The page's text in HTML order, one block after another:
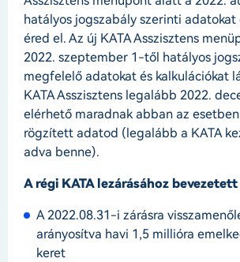
hatályos jogszabály szerinti adatokat
éred el. Az új KATA Asszisztens
2022. szeptember 1-től hatályos
megfelelő adatokat és kalkulációkat
KATA Asszisztens legalább 2022.
elérhető maradnak abban az
rögzített adatod (legalább a KATA
adva benne).
A régi KATA lezárásához
A 2022.08.31-i zárásra
arányosítva havi 1,5 millióra
keret